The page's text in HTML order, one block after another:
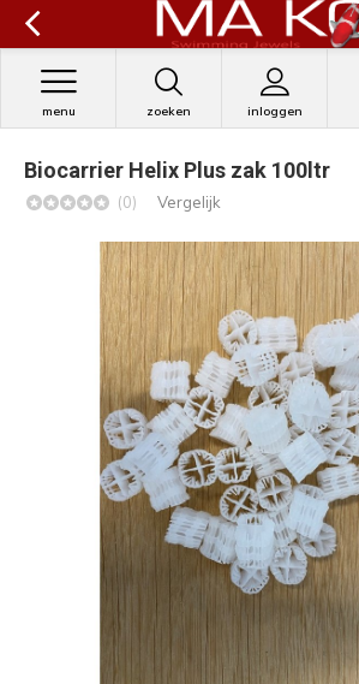
zoeken inloggen
menu
Biocarrier Helix Plus zak 100ltr
(0) Vergelijk